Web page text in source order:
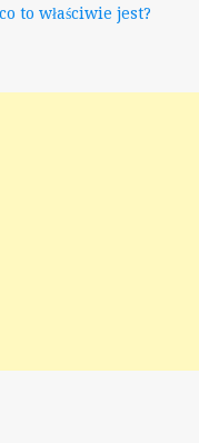
to właściwie jest?